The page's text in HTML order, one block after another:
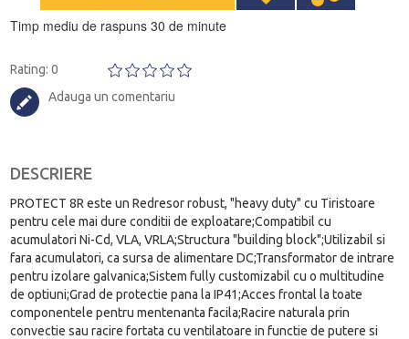
Timp mediu de raspuns 30 de minute
Rating: 0
Adauga un comentariu
DESCRIERE
PROTECT 8R este un Redresor robust, "heavy duty" cu Tiristoare
pentru cele mai dure conditii de exploatare;Compatibil cu
acumulatori Ni-Cd, VLA, VRLA;Structura "building block";Utilizabil si
fara acumulatori, ca sursa de alimentare DC;Transformator de intrare
pentru izolare galvanica;Sistem fully customizabil cu o multitudine
de optiuni;Grad de protectie pana la IP41;Acces frontal la toate
componentele pentru mentenanta facila;Racire naturala prin
convectie sau racire fortata cu ventilatoare in functie de putere si